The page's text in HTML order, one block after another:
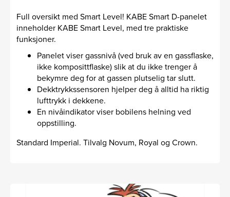
Full oversikt med Smart Level! KABE Smart D-panelet
inneholder KABE Smart Level, med tre praktiske
funksjoner.
Panelet viser gassnivå (ved bruk av en gassflaske,
ikke komposittflaske) slik at du ikke trenger å
bekymre deg for at gassen plutselig tar slutt.
Dekktrykkssensoren hjelper deg å alltid ha riktig
lufttrykk i dekkene.
En nivåindikator viser bobilens helning ved
oppstilling.
Standard Imperial. Tilvalg Novum, Royal og Crown.